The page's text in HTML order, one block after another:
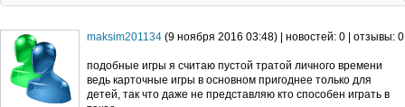
maksim201134 (9 ноября 2016 03:48) | новостей: 0 | отзывы: 0
подобные игры я считаю пустой тратой личного времени
ведь карточные игры в основном пригоднее только для
детей, так что даже не представляю кто способен играть в